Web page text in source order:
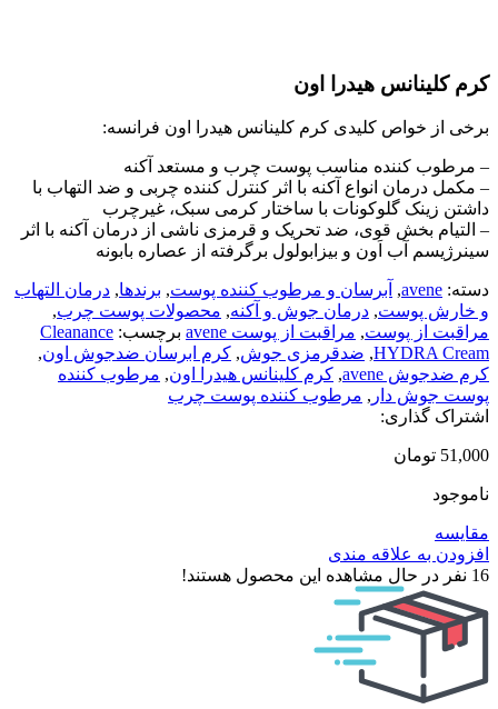
کرم کلینانس هیدرا اون
برخی از خواص کلیدی کرم کلینانس هیدرا اون فرانسه:
– مرطوب کننده مناسب پوست چرب و مستعد آکنه
– مکمل درمان انواع آکنه با اثر کنترل کننده چربی و ضد التهاب با
داشتن زینک گلوکونات با ساختار کرمی سبک، غیرچرب
– التیام بخش قوی، ضد تحریک و قرمزی ناشی از درمان آکنه با اثر
سینرژیسم آب اَون و بیزابولول برگرفته از عصاره بابونه
دسته: avene
, آبرسان و مرطوب کننده پوست, برندها, درمان التهاب
و خارش پوست, درمان جوش و آکنه, محصولات پوست چرب,
مراقبت از پوست, مراقبت از پوست avene برچسب: Cleanance
HYDRA Cream
, ضدقرمزی جوش, کرم ابرسان ضدجوش اون,
کرم ضدجوش avene
, کرم کلینانس هیدرا اون, مرطوب کننده
پوست جوش دار , مرطوب کننده پوست چرب
اشتراک گذاری:
51,000 تومان
ناموجود
مقایسه
افزودن به علاقه مندی
16 نفر در حال مشاهده این محصول هستند!